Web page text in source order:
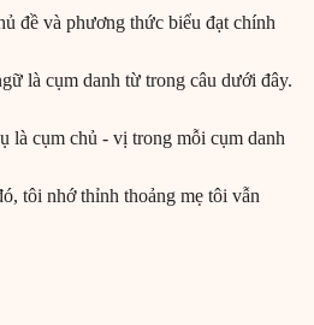
đề và phương thức biểu đạt chính
là cụm danh từ trong câu dưới đây.
là cụm chủ - vị trong mỗi cụm danh
tôi nhớ thỉnh thoảng mẹ tôi vẫn